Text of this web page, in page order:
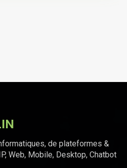
de plateformes &
Web, Mobile, Desktop, Chatbot